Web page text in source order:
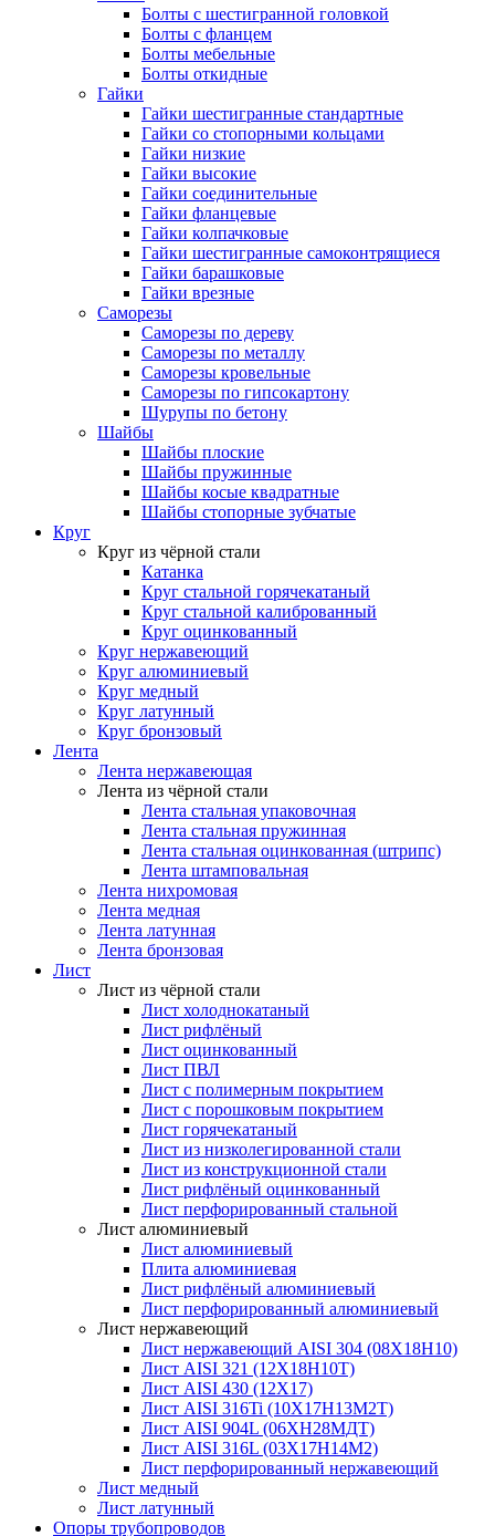
Болты с шестигранной головкой
Болты с фланцем
Болты мебельные
Болты откидные
Гайки
Гайки шестигранные стандартные
Гайки со стопорными кольцами
Гайки низкие
Гайки высокие
Гайки соединительные
Гайки фланцевые
Гайки колпачковые
Гайки шестигранные самоконтрящиеся
Гайки барашковые
Гайки врезные
Саморезы
Саморезы по дереву
Саморезы по металлу
Саморезы кровельные
Саморезы по гипсокартону
Шурупы по бетону
Шайбы
Шайбы плоские
Шайбы пружинные
Шайбы косые квадратные
Шайбы стопорные зубчатые
Круг
Круг из чёрной стали
Катанка
Круг стальной горячекатаный
Круг стальной калиброванный
Круг оцинкованный
Круг нержавеющий
Круг алюминиевый
Круг медный
Круг латунный
Круг бронзовый
Лента
Лента нержавеющая
Лента из чёрной стали
Лента стальная упаковочная
Лента стальная пружинная
Лента стальная оцинкованная (штрипс)
Лента штамповальная
Лента нихромовая
Лента медная
Лента латунная
Лента бронзовая
Лист
Лист из чёрной стали
Лист холоднокатаный
Лист рифлёный
Лист оцинкованный
Лист ПВЛ
Лист с полимерным покрытием
Лист с порошковым покрытием
Лист горячекатаный
Лист из низколегированной стали
Лист из конструкционной стали
Лист рифлёный оцинкованный
Лист перфорированный стальной
Лист алюминиевый
Лист алюминиевый
Плита алюминиевая
Лист рифлёный алюминиевый
Лист перфорированный алюминиевый
Лист нержавеющий
Лист нержавеющий AISI 304 (08Х18Н10)
Лист AISI 321 (12Х18Н10Т)
Лист AISI 430 (12Х17)
Лист AISI 316Ti (10Х17Н13М2Т)
Лист AISI 904L (06ХН28МДТ)
Лист AISI 316L (03Х17Н14М2)
Лист перфорированный нержавеющий
Лист медный
Лист латунный
Опоры трубопроводов